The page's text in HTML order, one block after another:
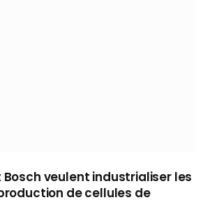
veulent industrialiser les
de cellules de